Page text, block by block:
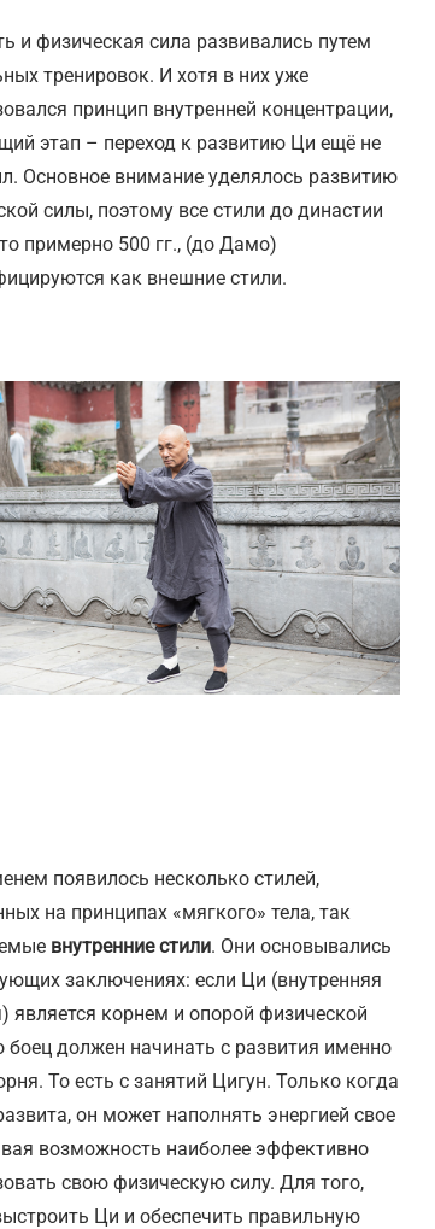
и физическая сила развивались путем
тренировок. И хотя в них уже
принцип внутренней концентрации,
этап – переход к развитию Ци ещё не
Основное внимание уделялось развитию
силы, поэтому все стили до династии
примерно 500 гг., (до Дамо)
как внешние стили.
появилось несколько стилей,
на принципах «мягкого» тела, так
внутренние стили. Они основывались
заключениях: если Ци (внутренняя
является корнем и опорой физической
боец должен начинать с развития именно
То есть с занятий Цигун. Только когда
он может наполнять энергией свое
возможность наиболее эффективно
свою физическую силу. Для того,
Ци и обеспечить правильную